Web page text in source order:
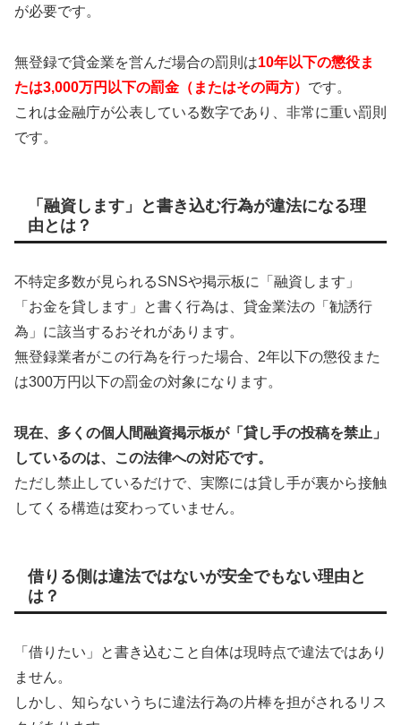
が必要です。
無登録で貸金業を営んだ場合の罰則は10年以下の懲役ま
たは3,000万円以下の罰金（またはその両方） です。
これは金融庁が公表している数字であり、非常に重い罰則
です。
「融資します」と書き込む行為が違法になる理
由とは？
不特定多数が見られるSNSや掲示板に「融資します」
「お金を貸します」と書く行為は、貸金業法の「勧誘行
為」に該当するおそれがあります。
無登録業者がこの行為を行った場合、2年以下の懲役また
は300万円以下の罰金の対象になります。
現在、多くの個人間融資掲示板が「貸し手の投稿を禁止」
しているのは、この法律への対応です。
ただし禁止しているだけで、実際には貸し手が裏から接触
してくる構造は変わっていません。
借りる側は違法ではないが安全でもない理由と
は？
「借りたい」と書き込むこと自体は現時点で違法ではあり
ません。
しかし、知らないうちに違法行為の片棒を担がされるリス